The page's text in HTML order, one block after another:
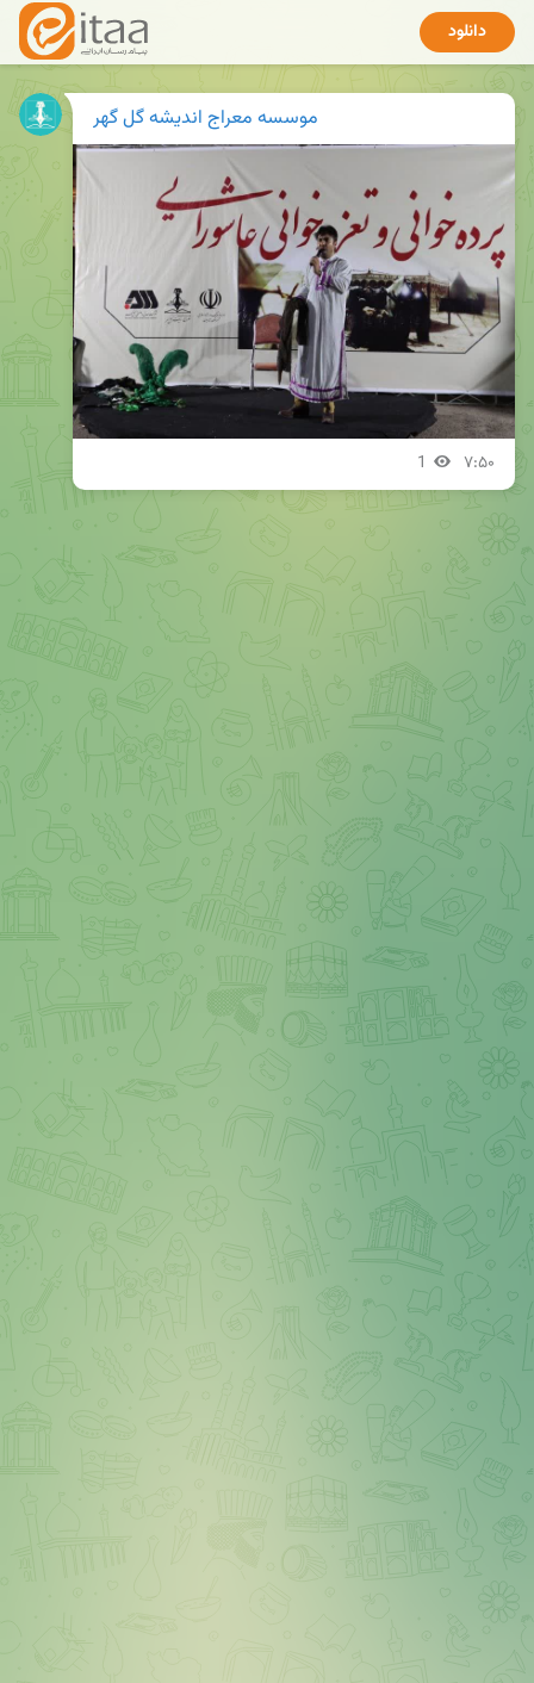
دانلود